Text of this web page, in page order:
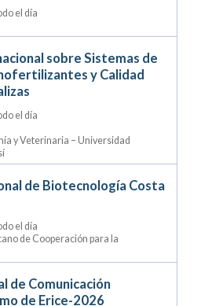
el día
sobre Sistemas de
y Calidad
el día
y Veterinaria – Universidad
de Biotecnología Costa
el día
de Cooperación para la
de Comunicación
de Erice-2026